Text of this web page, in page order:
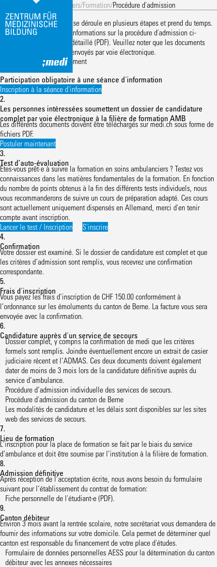
Soins Ambulanciers/Formation/Procédure d'admission
Procédure d'admission
La procédure d‘admission se déroule en plusieurs étapes et prend du temps.
Vous trouverez toutes les informations sur la procédure d'admission ci-
le guide détaillé (PDF). Veuillez noter que les documents
d‘inscription doivent être envoyés par voie électronique.
Pas à pas vers l'enregistrement
Participation obligatoire à une séance d'information
Inscription à la séance d'information
2.
Les personnes intéressées soumettent un dossier de candidature
complet par voie électronique à la filière de formation AMB
Les différents documents doivent être téléchargés sur medi.ch sous forme de
fichiers PDF.
Postuler maintenant
3.
Test d’auto-évaluation
Êtes-vous prêt·e à suivre la formation en soins ambulanciers ? Testez vos
connaissances dans les matières fondamentales de la formation. En fonction
du nombre de points obtenus à la fin des différents tests individuels, nous
vous recommanderons de suivre un cours de préparation adapté. Ces cours
sont actuellement uniquement dispensés en Allemand, merci d'en tenir
compte avant inscription.
Lancer le test / Inscription
S'inscrire
4.
Confirmation
Votre dossier est examiné. Si le dossier de candidature est complet et que
les critères d‘admission sont remplis, vous recevrez une confirmation
correspondante.
5.
Frais d'inscription
Vous payez les frais d‘inscription de CHF 150.00 conformément à
l‘ordonnance sur les émoluments du canton de Berne. La facture vous sera
envoyée avec la confirmation.
6.
Candidature auprès d'un service de secours
Dossier complet, y compris la confirmation de medi que les critères
formels sont remplis. Joindre éventuellement encore un extrait de casier
judiciaire récent et l‘ADMAS. Ces deux documents doivent également
dater de moins de 3 mois lors de la candidature définitive auprès du
service d‘ambulance.
Procédure d‘admission individuelle des services de secours.
Procédure d'admission du canton de Berne
Les modalités de candidature et les délais sont disponibles sur les sites
web des services de secours.
7.
Lieu de formation
L‘inscription pour la place de formation se fait par le biais du service
d‘ambulance et doit être soumise par l‘institution à la filière de formation.
8.
Admission définitive
Après réception de l‘acceptation écrite, nous avons besoin du formulaire
suivant pour l‘établissement du contrat de formation:
Fiche personnelle de l'étudiant-e (PDF).
9.
Canton débiteur
Environ 3 mois avant la rentrée scolaire, notre secrétariat vous demandera de
fournir des informations sur votre domicile. Cela permet de déterminer quel
canton est responsable du financement de votre place d'études.
Formulaire de données personnelles AESS pour la détermination du canton
débiteur avec les annexes nécessaires